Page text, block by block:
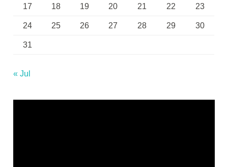
17 18 19 20 21 22 23
24 25 26 27 28 29 30
31
« Jul